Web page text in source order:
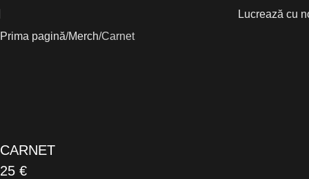
Lucrează cu
Prima pagină Merch Carnet
CARNET
25 €